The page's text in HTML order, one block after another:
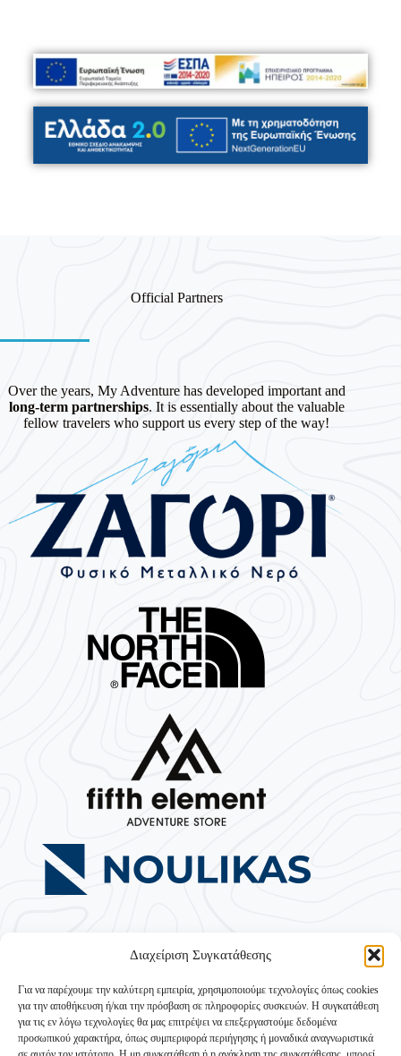
Διαχείριση Συγκατάθεσης
Για να παρέχουμε την καλύτερη εμπειρία, χρησιμοποιούμε τεχνολογίες όπως cookies
για την αποθήκευση ή/και την πρόσβαση σε πληροφορίες συσκευών. Η συγκατάθεση
για τις εν λόγω τεχνολογίες θα μας επιτρέψει να επεξεργαστούμε δεδομένα
προσωπικού χαρακτήρα, όπως συμπεριφορά περιήγησης ή μοναδικά αναγνωριστικά
Official Partners
Over the years, My Adventure has developed important and
long-term partnerships. It is essentially about the valuable
fellow travelers who support us every step of the way!